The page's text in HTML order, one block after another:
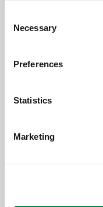
Selection
Necessary
Preferences
Statistics
Marketing
Slide 1 of 3